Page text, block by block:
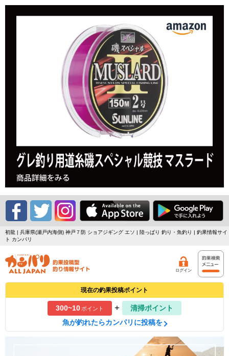
初龍 | 兵庫県(瀬戸内海側) 神戸７防 ショアジギング エソ | 陸っぱり 釣り・魚釣り | 釣果情報サイ
ト カンパリ
ログイン
現在の釣果投稿ポイント
300~10ポイント +
清掃ポイント
魚が釣れたらカンパリに投稿を